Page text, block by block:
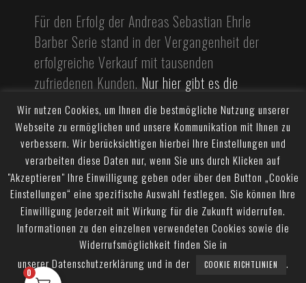
Für den Erfolg der Andreas Sebastian Ehrle
Barber Serie stand in der Vergangenheit der
erfolgreiche Verkauf mit tausenden
zufriedenen Kunden. Nur hier gibt es die
original ASE Barber komplett Serie.
Besuche mich gerne auf Instagram und tag
unsere Armee mit
#BARTBEASTER
#ANDREASSEBASTIANEHRLEoder
#ASEBARBER
Wir nutzen Cookies, um Ihnen die bestmögliche Nutzung unserer
Webseite zu ermöglichen und unsere Kommunikation mit Ihnen zu
verbessern. Wir berücksichtigen hierbei Ihre Einstellungen und
verarbeiten diese Daten nur, wenn Sie uns durch Klicken auf
"Akzeptieren" Ihre Einwilligung geben oder über den Button „Cookie
Einstellungen“ eine spezifische Auswahl festlegen. Sie können Ihre
Einwilligung jederzeit mit Wirkung für die Zukunft widerrufen.
Informationen zu den einzelnen verwendeten Cookies sowie die
Widerrufsmöglichkeit finden Sie in
unserer Datenschutzerklärung und in der
COOKIE RICHTLINIEN .
0